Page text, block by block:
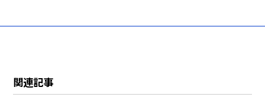
関連記事